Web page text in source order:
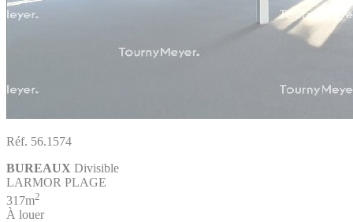
Réf. 56.1574
BUREAUX Divisible
LARMOR PLAGE
317m2
À louer